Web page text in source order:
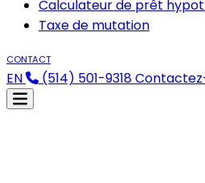
Calculateur de prêt
Taxe de mutation
CONTACT
EN (514) 501-9318